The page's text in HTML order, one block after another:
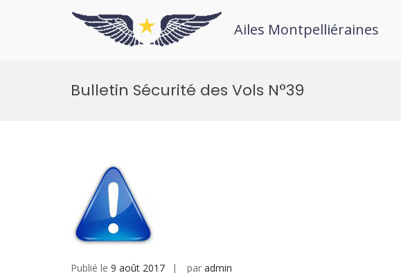
Ailes Montpelliéraines
Bulletin Sécurité des Vols N°39
Publié le 9 août 2017 par admin